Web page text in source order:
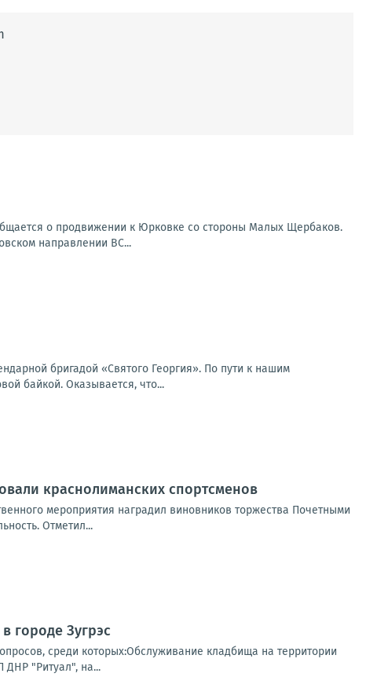
о продвижении к Юрковке со стороны Малых Щербаков.
направлении ВС...
бригадой «Святого Георгия». По пути к нашим
байкой. Оказывается, что...
краснолиманских спортсменов
мероприятия наградил виновников торжества Почетными
Отметил...
городе Зугрэс
среди которых:Обслуживание кладбища на территории
ДНР "Ритуал", на...